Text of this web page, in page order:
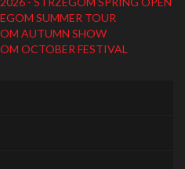
SUMMER TOUR
AUTUMN SHOW
OCTOBER FESTIVAL